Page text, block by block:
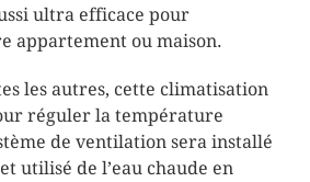
ultra efficace pour
appartement ou maison.
les autres, cette climatisation
réguler la température
de ventilation sera installé
utilisé de l’eau chaude en